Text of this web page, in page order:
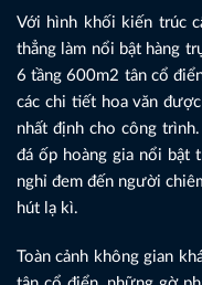
Với hình khối kiến trúc
thẳng làm nổi bật hàng
6 tầng 600m2 tân cổ
các chi tiết hoa văn
nhất định cho công
đá ốp hoàng gia nổi bật
nghỉ đem đến người
hút lạ kì.
Toàn cảnh không gian